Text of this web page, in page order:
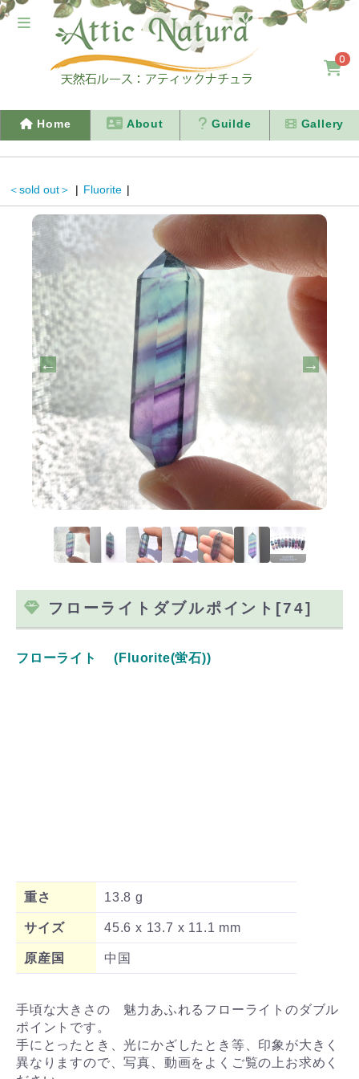
0
Home About Guilde Gallery
＜sold out＞ | Fluorite |
フローライトダブルポイント[74]
フローライト (Fluorite(蛍石))
重さ 13.8 g
サイズ 45.6 x 13.7 x 11.1 mm
原産国 中国
手頃な大きさの 魅力あふれるフローライトのダブル
ポイントです。
手にとったとき、光にかざしたとき等、印象が大きく
異なりますので、写真、動画をよくご覧の上お求めく